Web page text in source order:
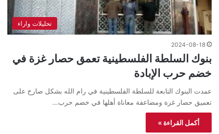
تحليلات واراء
2024-08-18
بنوك السلطة الفلسطينية تعمق حصار غزة في
خضم حرب الإبادة
عمدت البنوك التابعة للسلطة الفلسطينية في رام الله بشكل صارخ على
تعميق حصار غزة ومضاعفة معاناة أهلها في خضم حرب…
أكمل القراءة »